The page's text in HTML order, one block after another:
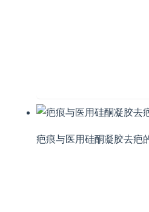
疤痕与医用硅酮凝胶去疤